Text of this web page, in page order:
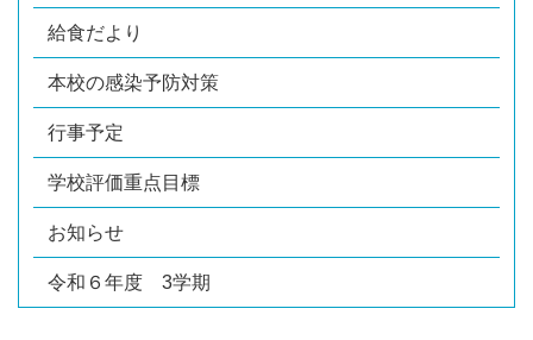
給食だより
本校の感染予防対策
行事予定
学校評価重点目標
お知らせ
令和６年度 3学期